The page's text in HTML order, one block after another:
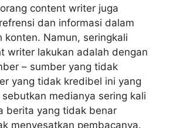
content writer juga
dan informasi dalam
konten. Namun, seringkali
writer lakukan adalah dengan
– sumber yang tidak
yang tidak kredibel ini yang
medianya sering kali
berita yang tidak benar
menyesatkan pembacanya.